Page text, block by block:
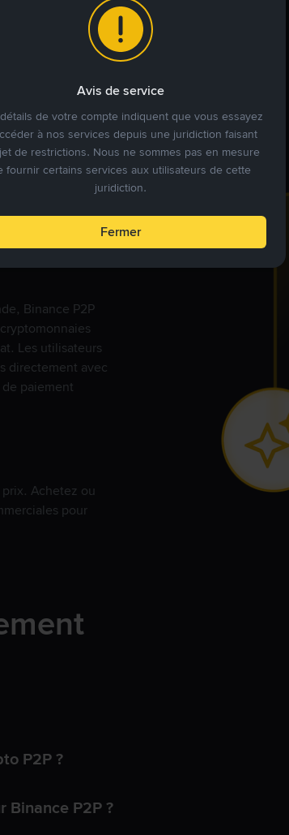
marchés
Binance P2P
Les utilisateurs
directement avec
paiement
Achetez ou
pour
P2P ?
Binance P2P ?
n’est pas pris en charge par le mode Premium,
veuillez vous rendre sur le P2P
Accéder à P2P
Avis de service
de votre compte indiquent que vous essayez
à nos services depuis une juridiction faisant
de restrictions. Nous ne sommes pas en mesure
fournir certains services aux utilisateurs de cette
juridiction.
Fermer